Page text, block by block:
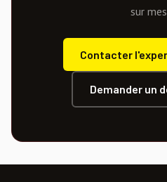
sur
Contacter
Demander un